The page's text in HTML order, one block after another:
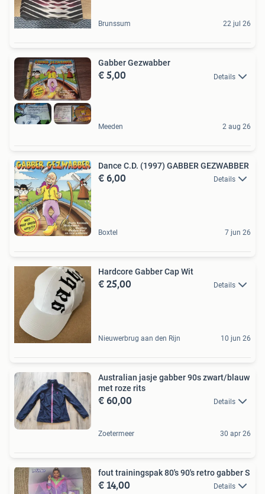
Brunssum 22 jul 26
Gabber Gezwabber
€ 5,00 Details
Meeden 2 aug 26
Dance C.D. (1997) GABBER GEZWABBER
€ 6,00 Details
Boxtel 7 jun 26
Hardcore Gabber Cap Wit
€ 25,00 Details
Nieuwerbrug aan den Rijn 10 jun 26
Australian jasje gabber 90s zwart/blauw
met roze rits
€ 60,00 Details
Zoetermeer 30 apr 26
fout trainingspak 80's 90's retro gabber S
€ 14,00 Details